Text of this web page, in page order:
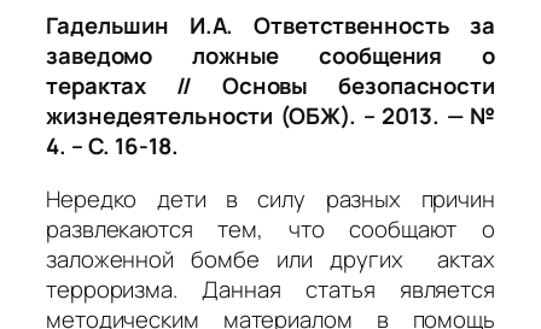
Гадельшин И.А. Ответственность за
заведомо ложные сообщения о
терактах // Основы безопасности
жизнедеятельности (ОБЖ). – 2013. — №
4. – С. 16-18.
Нередко дети в силу разных причин
развлекаются тем, что сообщают о
заложенной бомбе или других актах
терроризма. Данная статья является
методическим материалом в помощь